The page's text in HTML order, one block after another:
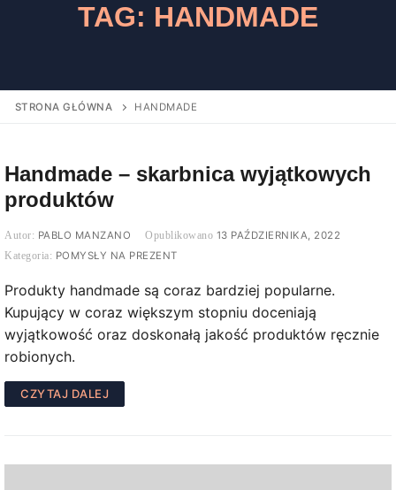
TAG: HANDMADE
STRONA GŁÓWNA HANDMADE
Handmade – skarbnica wyjątkowych
produktów
PABLO MANZANO
13 PAŹDZIERNIKA, 2022
POMYSŁY NA PREZENT
Produkty handmade są coraz bardziej popularne.
Kupujący w coraz większym stopniu doceniają
wyjątkowość oraz doskonałą jakość produktów ręcznie
robionych.
CZYTAJ DALEJ